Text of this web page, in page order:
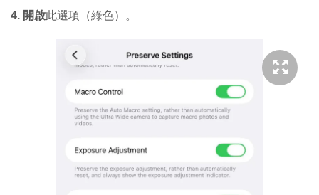
4. 開啟此選項（綠色）。